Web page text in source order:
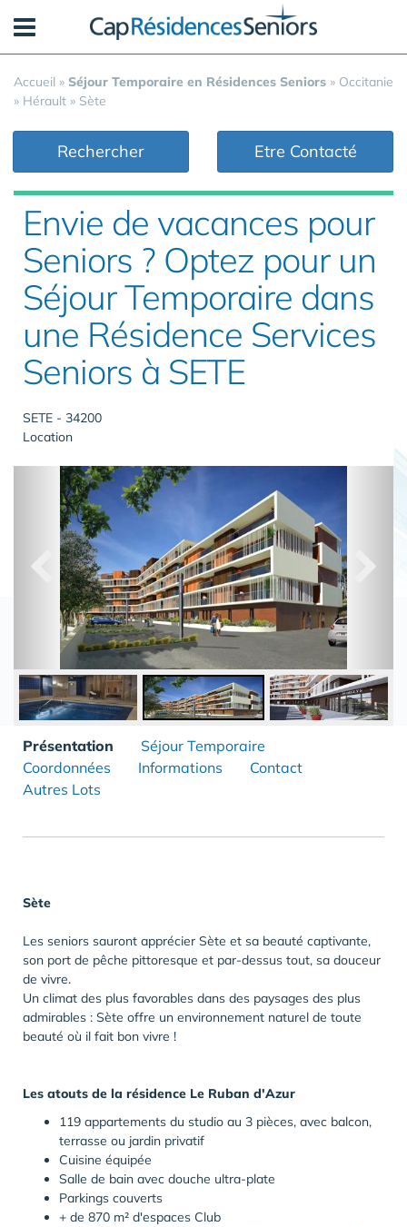
Accueil » Séjour Temporaire en Résidences Seniors » Occitanie
» Hérault » Sète
Rechercher Etre Contacté
Envie de vacances pour
Seniors ? Optez pour un
Séjour Temporaire dans
une Résidence Services
Seniors à SETE
SETE - 34200
Location
Présentation
Séjour Temporaire
Coordonnées
Informations
Contact
Autres Lots
Sète
Les seniors sauront apprécier Sète et sa beauté captivante,
son port de pêche pittoresque et par-dessus tout, sa douceur
de vivre.
Un climat des plus favorables dans des paysages des plus
admirables : Sète offre un environnement naturel de toute
beauté où il fait bon vivre !
Les atouts de la résidence Le Ruban d'Azur
119 appartements du studio au 3 pièces, avec balcon,
terrasse ou jardin privatif
Cuisine équipée
Salle de bain avec douche ultra-plate
Parkings couverts
+ de 870 m² d'espaces Club